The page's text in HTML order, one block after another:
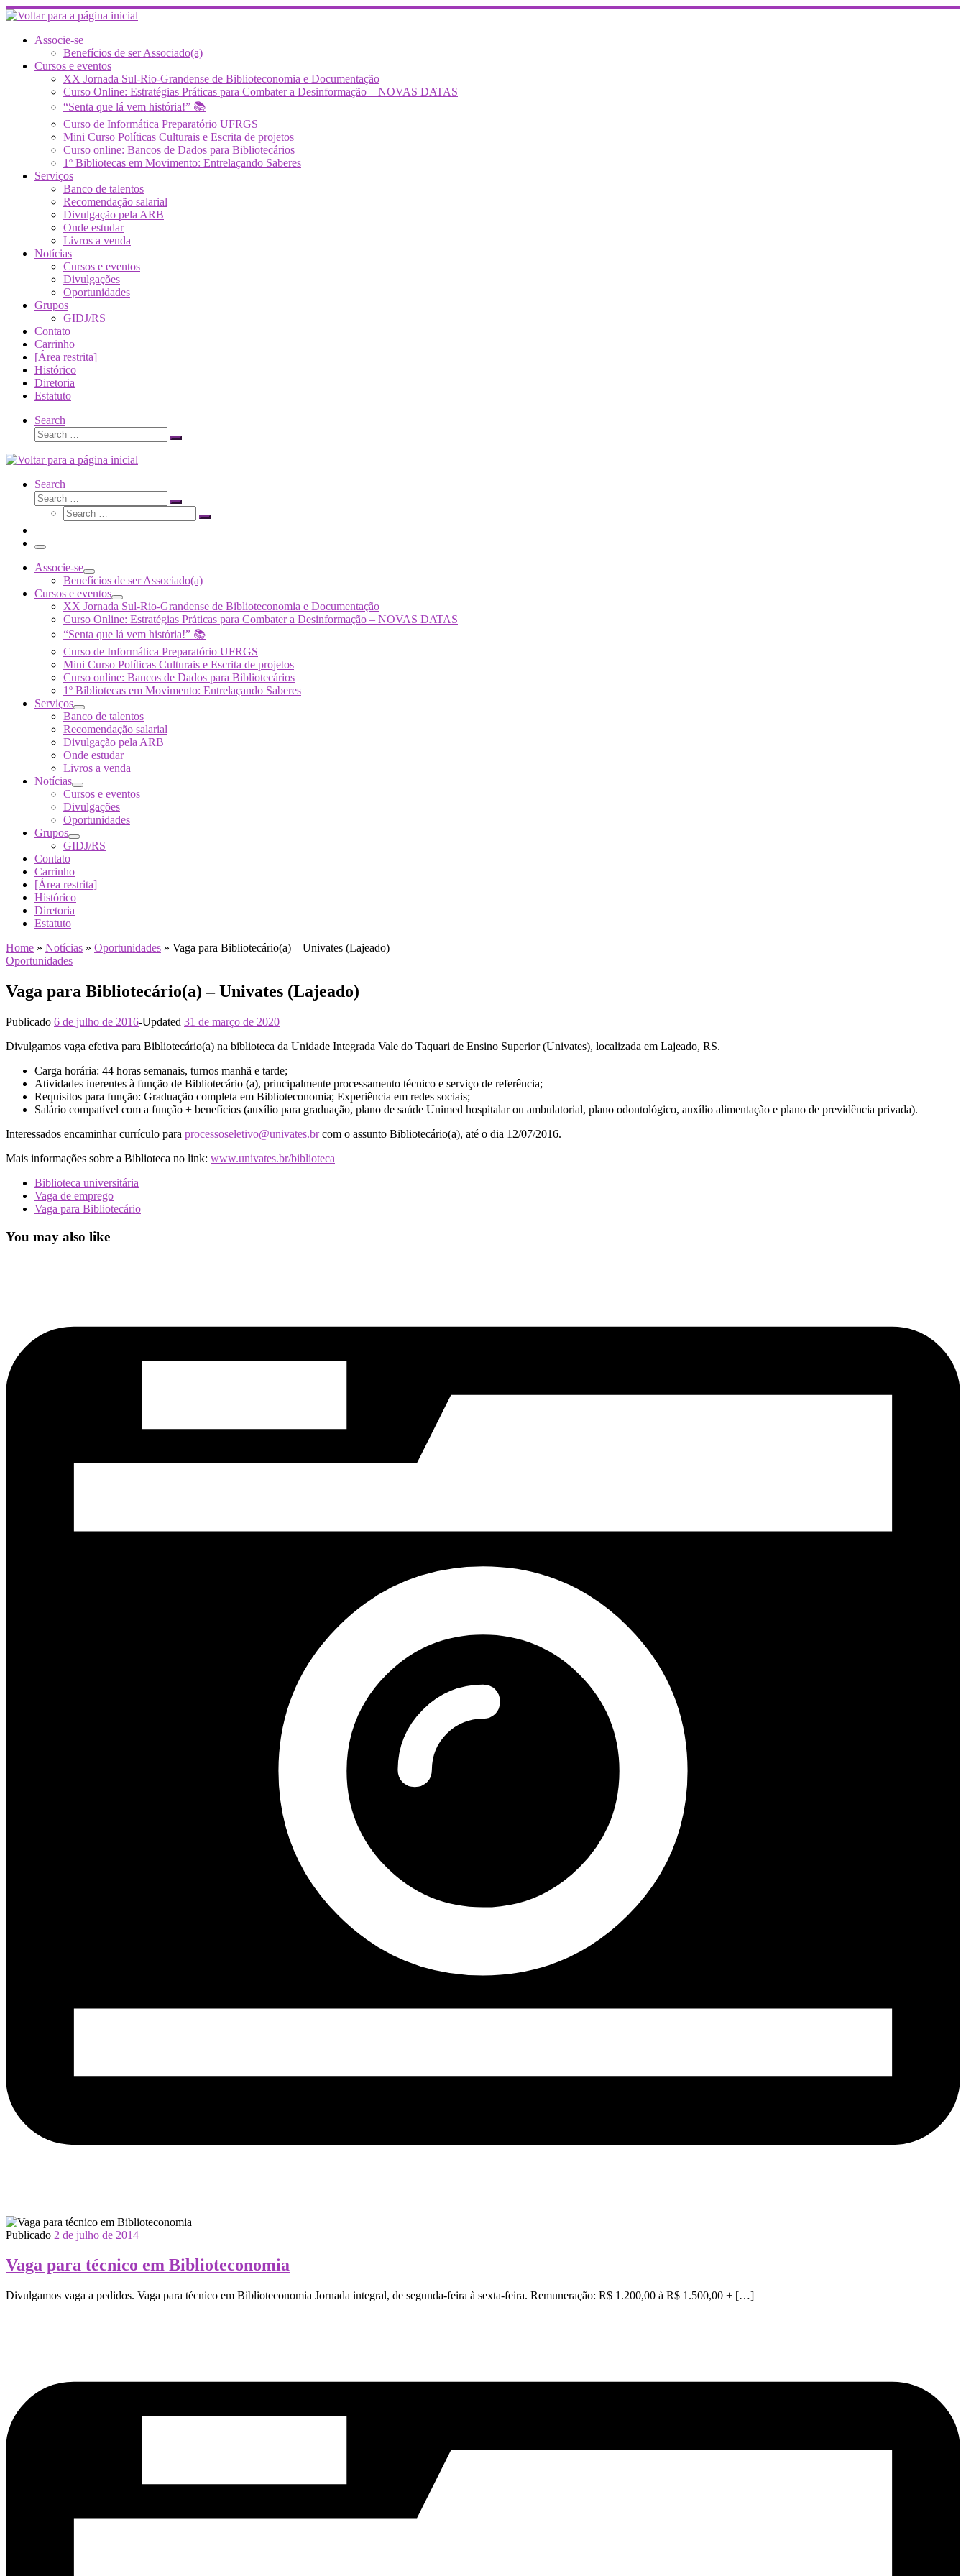
Skip
to
contentAssocie-se
Benefícios de ser Associado(a)
Cursos e eventos
XX Jornada Sul-Rio-Grandense de Biblioteconomia e Documentação
Curso Online: Estratégias Práticas para Combater a Desinformação – NOVAS DATAS
“Senta que lá vem história!” 📚
Curso de Informática Preparatório UFRGS
Mini Curso Políticas Culturais e Escrita de projetos
Curso online: Bancos de Dados para Bibliotecários
1º Bibliotecas em Movimento: Entrelaçando Saberes
Serviços
Banco de talentos
Recomendação salarial
Divulgação pela ARB
Onde estudar
Livros a venda
Notícias
Cursos e eventos
Divulgações
Oportunidades
Grupos
GIDJ/RS
Contato
Carrinho
[Área restrita]
Histórico
Diretoria
Estatuto
Search
Search
Search
Search
Search
Search
Search
Search
Menu
Associe-se
Benefícios de ser Associado(a)
Cursos e eventos
XX Jornada Sul-Rio-Grandense de Biblioteconomia e Documentação
Curso Online: Estratégias Práticas para Combater a Desinformação – NOVAS DATAS
“Senta que lá vem história!” 📚
Curso de Informática Preparatório UFRGS
Mini Curso Políticas Culturais e Escrita de projetos
Curso online: Bancos de Dados para Bibliotecários
1º Bibliotecas em Movimento: Entrelaçando Saberes
Serviços
Banco de talentos
Recomendação salarial
Divulgação pela ARB
Onde estudar
Livros a venda
Notícias
Cursos e eventos
Divulgações
Oportunidades
Grupos
GIDJ/RS
Contato
Carrinho
[Área restrita]
Histórico
Diretoria
Estatuto
Home » Notícias » Oportunidades » Vaga para Bibliotecário(a) – Univates (Lajeado)
Oportunidades
Vaga para Bibliotecário(a) – Univates (Lajeado)
Publicado 6 de julho de 2016-Updated 31 de março de 2020
Divulgamos vaga efetiva para Bibliotecário(a) na biblioteca da Unidade Integrada Vale do Taquari de Ensino Superior (Univates), localizada em Lajeado, RS.
Carga horária: 44 horas semanais, turnos manhã e tarde;
Atividades inerentes à função de Bibliotecário (a), principalmente processamento técnico e serviço de referência;
Requisitos para função: Graduação completa em Biblioteconomia; Experiência em redes sociais;
Salário compatível com a função + benefícios (auxílio para graduação, plano de saúde Unimed hospitalar ou ambulatorial, plano odontológico, auxílio alimentação e plano de previdência privada).
Interessados encaminhar currículo para processoseletivo@univates.brcom o assunto Bibliotecário(a), até o dia 12/07/2016.
Mais informações sobre a Biblioteca no link: www.univates.br/biblioteca
Biblioteca universitária
Vaga de emprego
Vaga para Bibliotecário
You may also like
Publicado 2 de julho de 2014
Vaga para técnico em Biblioteconomia
Divulgamos vaga a pedidos. Vaga para técnico em Biblioteconomia Jornada integral, de segunda-feira à sexta-feira. Remuneração: R$ 1.200,00 à R$ 1.500,00 + […]